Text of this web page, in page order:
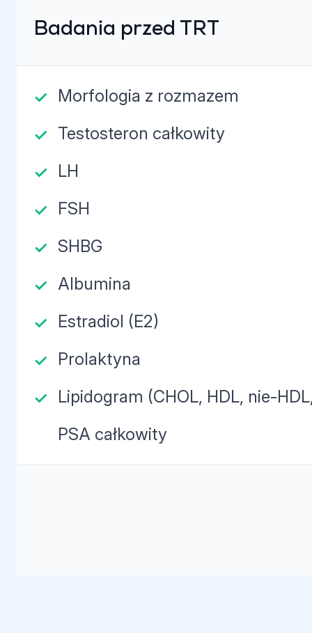
Badania przed TRT
Morfologia z rozmazem
Testosteron całkowity
LH
FSH
SHBG
Albumina
Estradiol (E2)
Prolaktyna
Lipidogram (CHOL, HDL, nie-
PSA całkowity